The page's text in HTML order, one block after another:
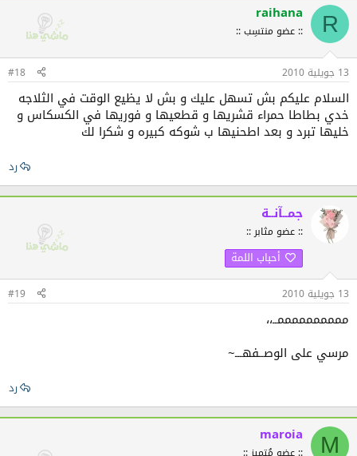
R
raihana
:: عضو منتسِب ::
13 جويلية 2010 #18
السلام عليكم بش تسهل عليك و بش لا يظيع الوقت في الثلاجه
خدي بطاطا حمراء قشريها و قطعيها و فوريها في الكسكاس و
خليها تبرد و بعد اطحنيها ب شوكه كبيره و شكرا لك
رد
جمــآنــة
:: عضو مثابر ::
أحباب اللمة
13 جويلية 2010 #19
ممممممممممــ،،
مرسي على الوصــفهـــ~
رد
M
maroia